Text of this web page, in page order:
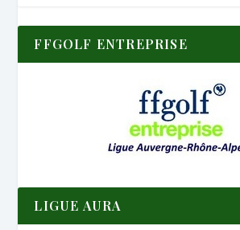
FFGOLF ENTREPRISE
LIGUE AURA